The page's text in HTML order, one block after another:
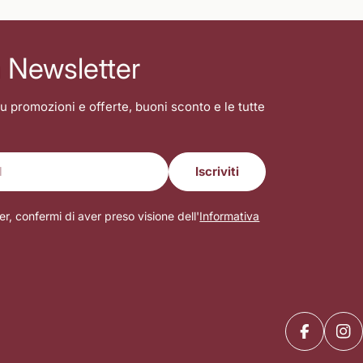
Newsletter
promozioni e offerte, buoni sconto e le tutte
Iscriviti
confermi di aver preso visione dell'Informativa
Facebook